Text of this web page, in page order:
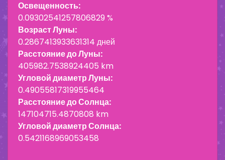
Освещенность:
0.09302541257806829 %
Возраст Луны:
0.2867413933631314 дней
Расстояние до Луны:
405982.7538924405 km
Угловой диаметр Луны:
0.49055817319955464
Расстояние до Солнца:
147104715.4870808 km
Угловой диаметр Солнца:
0.5421168969053458